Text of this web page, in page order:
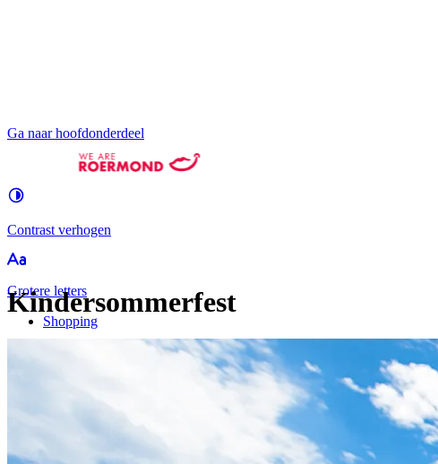
Ga naar hoofdonderdeel
Contrast verhogen
Grotere letters
Shopping
Kindersommerfest